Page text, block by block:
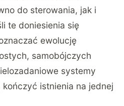
do sterowania, jak i
te doniesienia się
ewolucję
samobójczych
systemy
istnienia na jednej